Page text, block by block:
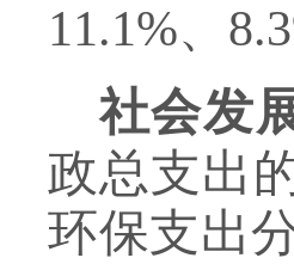
11.1%、
社会发
政总支出
环保支出